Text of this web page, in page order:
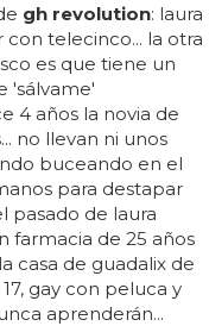
gh revolution: laura
con telecinco... la otra
es que tiene un
'sálvame'
4 años la novia de
no llevan ni unos
buceando en el
para destapar
pasado de laura
farmacia de 25 años
casa de guadalix de
gay con peluca y
aprenderán...